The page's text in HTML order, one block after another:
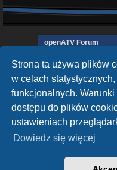
Strona ta używa plików
w celach
funkcjonalnych.
dostępu do plików
ustawieniach
Dowiedz się więcej
openATV Forum
OpenPLi - Open
sat-4-all.com
https://sat-4-all.com